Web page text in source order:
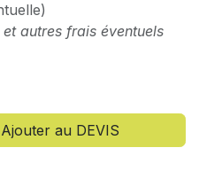
autres frais éventuels
Ajouter au DEVIS